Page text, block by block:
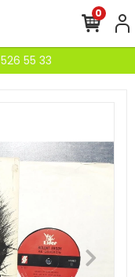
55 33
0